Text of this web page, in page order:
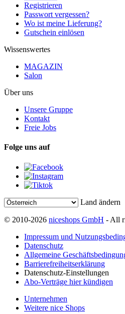
Registrieren
Passwort vergessen?
Wo ist meine Lieferung?
Gutschein einlösen
Wissenswertes
MAGAZIN
Salon
Über uns
Unsere Gruppe
Kontakt
Freie Jobs
Folge uns auf
Land ändern
© 2010-2026 niceshops GmbH - All
Impressum und
Datenschutz
Allgemeine
Barrierefreiheitserklärung
Datenschutz-Einstellungen
Abo-Verträge hier kündigen
Unternehmen
Weitere nice Shops